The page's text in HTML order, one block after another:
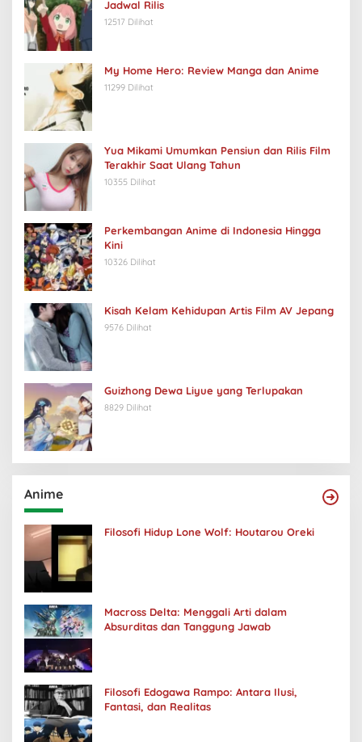
Jadwal Rilis
12517 Dilihat
My Home Hero: Review Manga dan Anime
11299 Dilihat
Yua Mikami Umumkan Pensiun dan Rilis Film
Terakhir Saat Ulang Tahun
10355 Dilihat
Perkembangan Anime di Indonesia Hingga
Kini
10326 Dilihat
Kisah Kelam Kehidupan Artis Film AV Jepang
9576 Dilihat
Guizhong Dewa Liyue yang Terlupakan
8829 Dilihat
Anime
Filosofi Hidup Lone Wolf: Houtarou Oreki
Macross Delta: Menggali Arti dalam
Absurditas dan Tanggung Jawab
Filosofi Edogawa Rampo: Antara Ilusi,
Fantasi, dan Realitas